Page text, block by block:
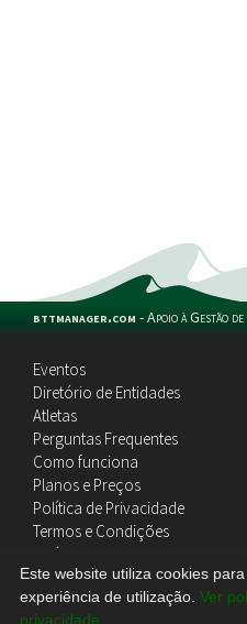
bttmanager.com -Apoio à Gestão
Eventos
Diretório de Entidades
Atletas
Perguntas Frequentes
Como funciona
Planos e Preços
Política de Privacidade
Termos e Condições
Política de Cookies
Contactos
Este website utiliza cookies
experiência de utilização. Ver
privacidade